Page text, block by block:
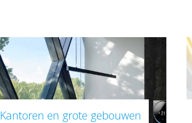
Kantoren en grote gebouwen